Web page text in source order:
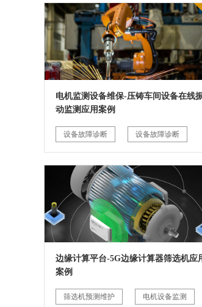
电机监测设备维保-压铸车间设备在线
动监测应用案例
设备故障诊断 设备故障诊断
边缘计算平台-5G边缘计算器筛选机应
案例
筛选机预测维护 电机设备监测